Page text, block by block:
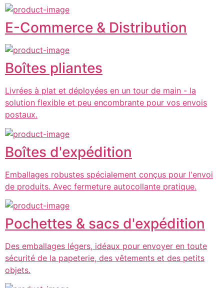
E-Commerce & Distribution
Boîtes pliantes
Livrées à plat et déployées en un tour de main - la
solution flexible et peu encombrante pour vos envois
postaux.
Boîtes d'expédition
Emballages robustes spécialement conçus pour l'envoi
de produits. Avec fermeture autocollante pratique.
Pochettes & sacs d'expédition
Des emballages légers, idéaux pour envoyer en toute
sécurité de la papeterie, des vêtements et des petits
objets.